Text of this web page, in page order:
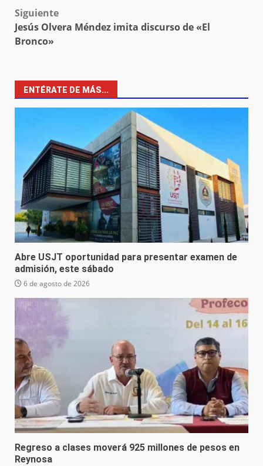
Siguiente
Jesús Olvera Méndez imita discurso de «El
Bronco»
ENTÉRATE DE MÁS...
Abre USJT oportunidad para presentar examen de
admisión, este sábado
6 de agosto de 2026
Regreso a clases moverá 925 millones de pesos en
Reynosa